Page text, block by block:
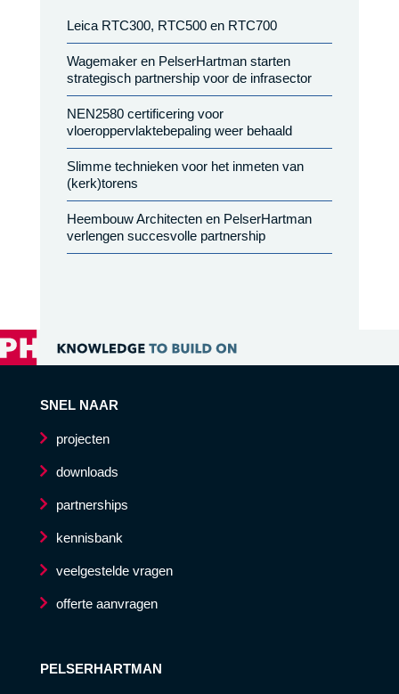
Leica RTC300, RTC500 en RTC700
Wagemaker en PelserHartman starten
strategisch partnership voor de infrasector
NEN2580 certificering voor
vloeroppervlaktebepaling weer behaald
Slimme technieken voor het inmeten van
(kerk)torens
Heembouw Architecten en PelserHartman
verlengen succesvolle partnership
SNEL NAAR
projecten
downloads
partnerships
kennisbank
veelgestelde vragen
offerte aanvragen
PELSERHARTMAN